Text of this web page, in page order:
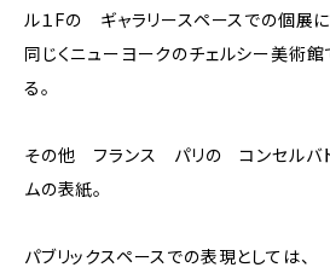
ル１Fの ギャラリースペースでの個展に
同じくニューヨークのチェルシー美術
る。
その他 フランス パリの コンセルバ
ムの表紙。
パブリックスペースでの表現としては、